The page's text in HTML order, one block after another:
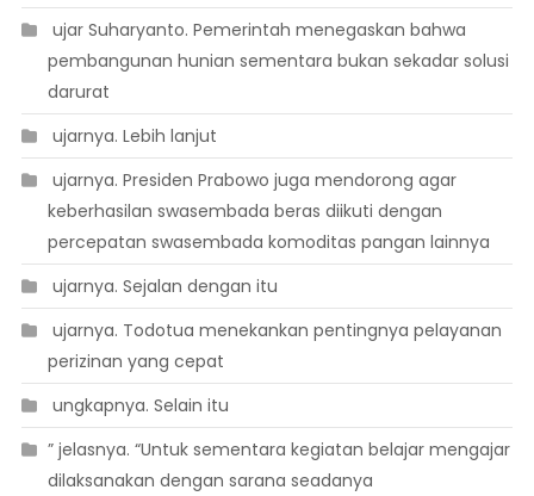
 ujar Suharyanto. Pemerintah menegaskan bahwa
pembangunan hunian sementara bukan sekadar solusi
darurat
 ujarnya. Lebih lanjut
 ujarnya. Presiden Prabowo juga mendorong agar
keberhasilan swasembada beras diikuti dengan
percepatan swasembada komoditas pangan lainnya
 ujarnya. Sejalan dengan itu
 ujarnya. Todotua menekankan pentingnya pelayanan
perizinan yang cepat
 ungkapnya. Selain itu
” jelasnya. “Untuk sementara kegiatan belajar mengajar
dilaksanakan dengan sarana seadanya